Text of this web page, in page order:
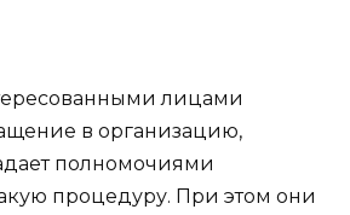
лицами
в организацию,
полномочиями
процедуру. При этом они